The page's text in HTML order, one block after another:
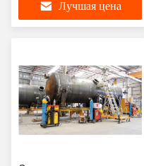
горючая среда
хранения
Лучшая цена